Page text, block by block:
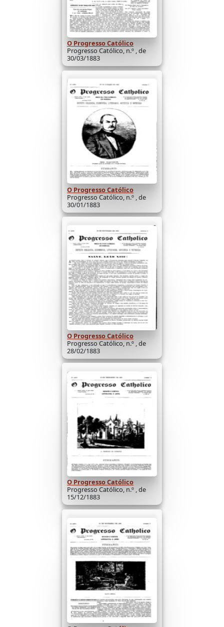
O Progresso Católico
Progresso Católico, n.º , de
30/03/1883
O Progresso Católico
Progresso Católico, n.º , de
30/01/1883
O Progresso Católico
Progresso Católico, n.º , de
28/02/1883
O Progresso Católico
Progresso Católico, n.º , de
15/12/1883